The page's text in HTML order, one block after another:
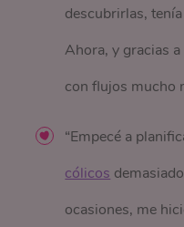
descubrirlas,
Ahora, y gracias
con flujos mucho
“Empecé a
cólicos
ocasiones, me